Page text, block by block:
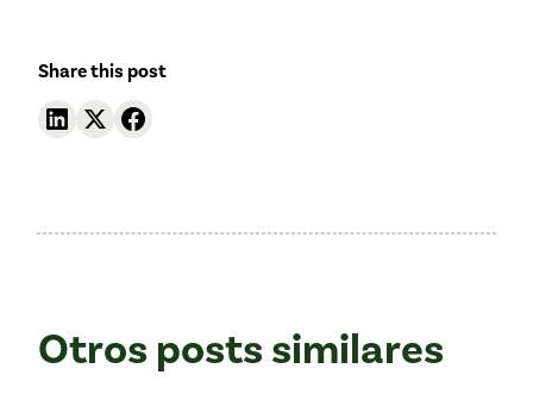
Share this post
Otros posts similares